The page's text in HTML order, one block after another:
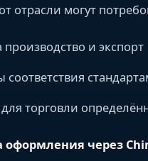
отрасли могут
и экспорт
торговли
через